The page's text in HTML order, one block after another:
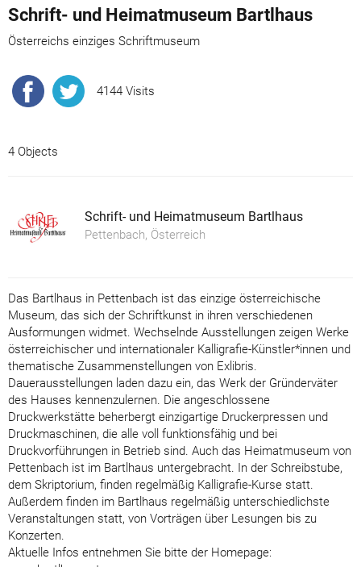
Schrift- und Heimatmuseum Bartlhaus
Österreichs einziges Schriftmuseum
4144 Visits
4 Objects
Schrift- und Heimatmuseum Bartlhaus
Pettenbach, Österreich
Das Bartlhaus in Pettenbach ist das einzige österreichische
Museum, das sich der Schriftkunst in ihren verschiedenen
Ausformungen widmet. Wechselnde Ausstellungen zeigen Werke
österreichischer und internationaler Kalligrafie-Künstler*innen und
thematische Zusammenstellungen von Exlibris.
Dauerausstellungen laden dazu ein, das Werk der Gründerväter
des Hauses kennenzulernen. Die angeschlossene
Druckwerkstätte beherbergt einzigartige Druckerpressen und
Druckmaschinen, die alle voll funktionsfähig und bei
Druckvorführungen in Betrieb sind. Auch das Heimatmuseum von
Pettenbach ist im Bartlhaus untergebracht. In der Schreibstube,
dem Skriptorium, finden regelmäßig Kalligrafie-Kurse statt.
Außerdem finden im Bartlhaus regelmäßig unterschiedlichste
Veranstaltungen statt, von Vorträgen über Lesungen bis zu
Konzerten.
Aktuelle Infos entnehmen Sie bitte der Homepage: